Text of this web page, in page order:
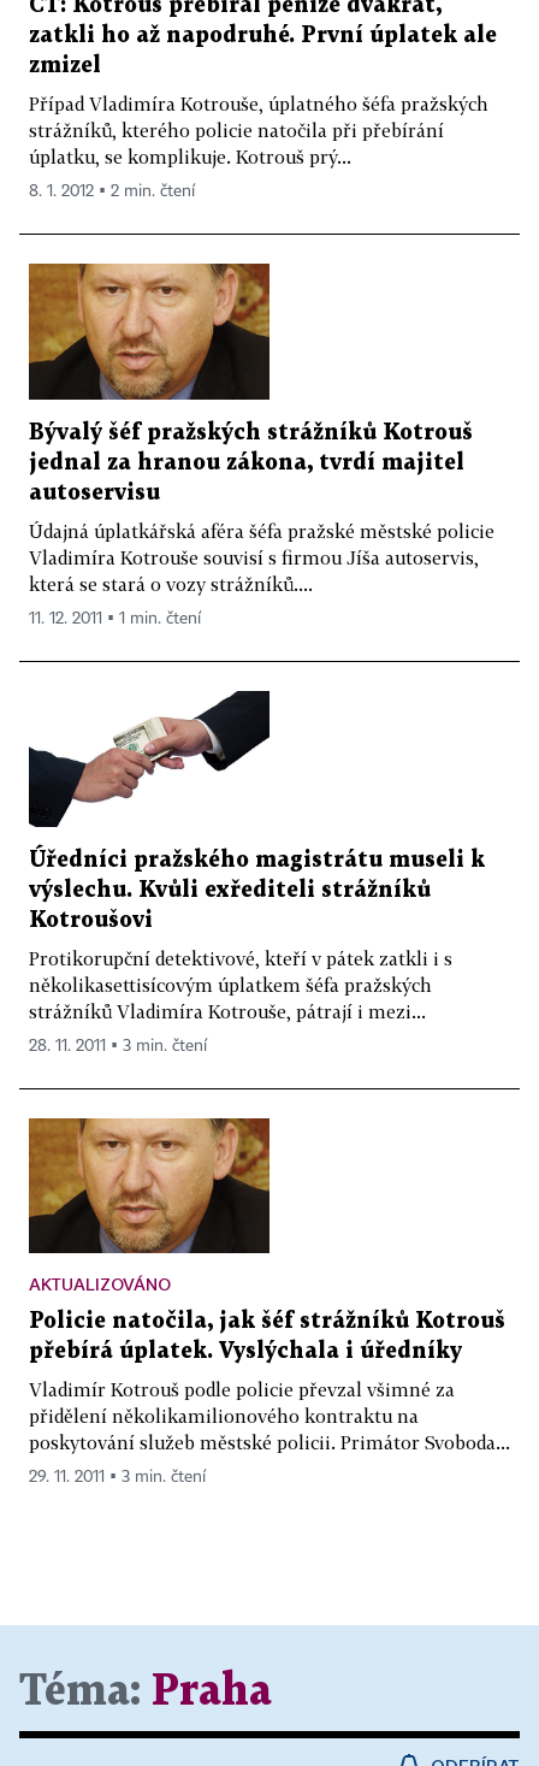
ČT: Kotrouš přebíral peníze dvakrát,
zatkli ho až napodruhé. První úplatek ale
zmizel
Případ Vladimíra Kotrouše, úplatného šéfa pražských
strážníků, kterého policie natočila při přebírání
úplatku, se komplikuje. Kotrouš prý...
8. 1. 2012 ▪ 2 min. čtení
Bývalý šéf pražských strážníků Kotrouš
jednal za hranou zákona, tvrdí majitel
autoservisu
Údajná úplatkářská aféra šéfa pražské městské policie
Vladimíra Kotrouše souvisí s firmou Jíša autoservis,
která se stará o vozy strážníků....
11. 12. 2011 ▪ 1 min. čtení
Úředníci pražského magistrátu museli k
výslechu. Kvůli exřediteli strážníků
Kotroušovi
Protikorupční detektivové, kteří v pátek zatkli i s
několikasettisícovým úplatkem šéfa pražských
strážníků Vladimíra Kotrouše, pátrají i mezi...
28. 11. 2011 ▪ 3 min. čtení
AKTUALIZOVÁNO
Policie natočila, jak šéf strážníků Kotrouš
přebírá úplatek. Vyslýchala i úředníky
Vladimír Kotrouš podle policie převzal všimné za
přidělení několikamilionového kontraktu na
poskytování služeb městské policii. Primátor Svoboda...
29. 11. 2011 ▪ 3 min. čtení
Téma: Praha